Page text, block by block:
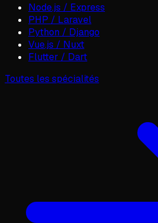
Node.js / Express
PHP / Laravel
Python / Django
Vue.js / Nuxt
Flutter / Dart
Toutes les spécialités